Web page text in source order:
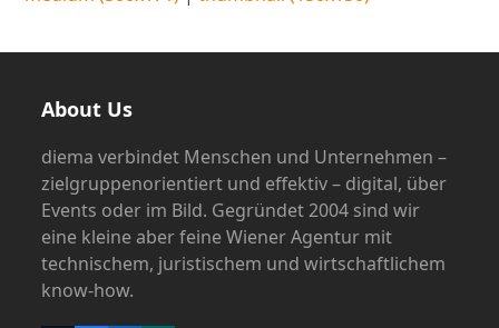
About Us
diema verbindet Menschen und Unternehmen –
zielgruppenorientiert und effektiv – digital, über
Events oder im Bild. Gegründet 2004 sind wir
eine kleine aber feine Wiener Agentur mit
technischem, juristischem und wirtschaftlichem
know-how.